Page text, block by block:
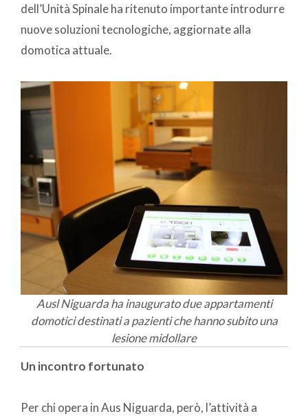
dell’Unità Spinale ha ritenuto importante introdurre
nuove soluzioni tecnologiche, aggiornate alla
domotica attuale.
Ausl Niguarda ha inaugurato due appartamenti
domotici destinati a pazienti che hanno subito una
lesione midollare
Un incontro fortunato
Per chi opera in Aus Niguarda, però, l’attività a